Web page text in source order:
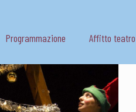
Programmazione Affitto teatro